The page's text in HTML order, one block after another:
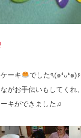
ーキ
でした٩(๑❛ᴗ❛๑)۶
がお手伝いもしてくれ、
キができました♫